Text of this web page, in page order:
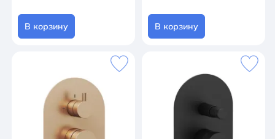
В корзину В корзину